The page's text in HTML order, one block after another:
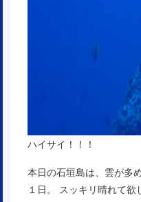
ハイサイ！！！
本日の石垣島は、雲が多
１日。 スッキリ晴れて